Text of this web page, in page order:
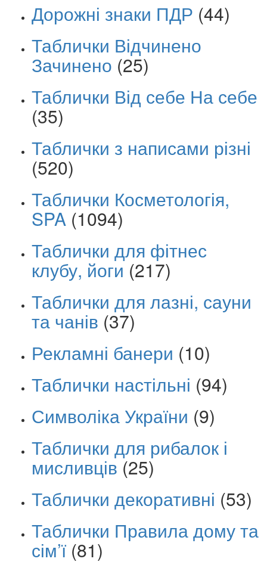
Дорожні знаки ПДР (44)
Таблички Відчинено
Зачинено (25)
Таблички Від себе На себе
(35)
Таблички з написами різні
(520)
Таблички Косметологія,
SPA (1094)
Таблички для фітнес
клубу, йоги (217)
Таблички для лазні, сауни
та чанів (37)
Рекламні банери (10)
Таблички настільні (94)
Символіка України (9)
Таблички для рибалок і
мисливців (25)
Таблички декоративні (53)
Таблички Правила дому та
сім’ї (81)